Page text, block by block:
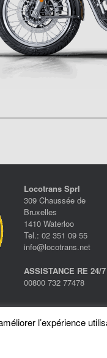
Locotrans Sprl
309 Chaussée de
Bruxelles
1410 Waterloo
Tel.: 02 351 09 55
info@locotrans.net
ASSISTANCE RE 24/7
00800 732 77478
l’expérience